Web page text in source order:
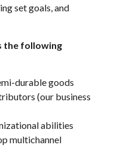
set goals, and
the following
durable goods
(our business
abilities
multichannel